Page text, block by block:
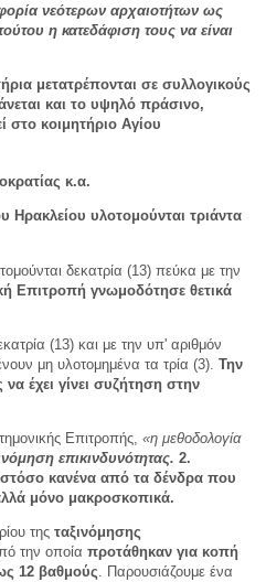
νεότερων αρχαιοτήτων ως
η κατεδάφιση τους να είναι
μετατρέπονται σε συλλογικούς
και το υψηλό πράσινο,
στο κοιμητήριο Αγίου
κ.α.
Ηρακλείου υλοτομούνται τριάντα
δεκατρία (13) πεύκα με την
Επιτροπή γνωμοδότησε θετικά
(13) και με την υπ' αριθμόν
μη υλοτομημένα τα τρία (3). Την
έχει γίνει συζήτηση στην
Επιτροπής, «η μεθοδολογία
επικινδυνότητας. 2.
κανένα από τα δένδρα που
μόνο μακροσκοπικά.
της ταξινόμησης
την οποία προτάθηκαν για κοπή
12 βαθμούς. Παρουσιάζουμε ένα